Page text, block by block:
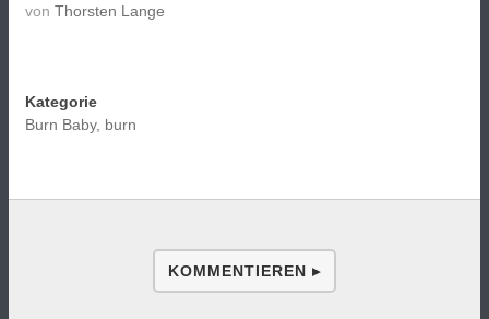
von Thorsten Lange
Kategorie
Burn Baby, burn
KOMMENTIEREN ▸